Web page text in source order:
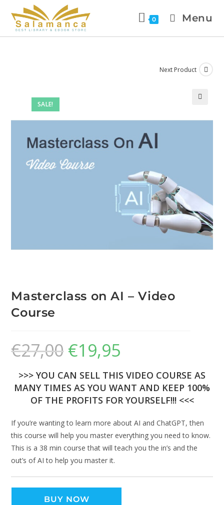
0 Menu
SALE!
Next Product
Masterclass on AI – Video
Course
€27,00 €19,95
>>> YOU CAN SELL THIS VIDEO COURSE AS
MANY TIMES AS YOU WANT AND KEEP 100%
OF THE PROFITS FOR YOURSELF!!! <<<
If you’re wanting to learn more about AI and ChatGPT, then
this course will help you master everything you need to know.
This is a 38 min course that will teach you the in’s and the
out’s of AI to help you master it.
BUY NOW